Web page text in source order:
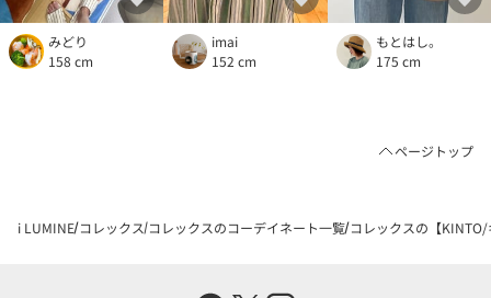
みどり
158 cm
imai
152 cm
もとはし。
175 cm
ページトップ
i LUMINE コレックス コレックスのコーデイネート一覧 コレックスの【